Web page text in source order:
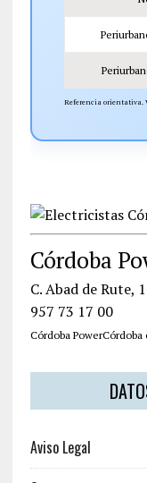
Referencia orientativa.
Córdoba
C. Abad de Rute,
957 73 17 00
Córdoba PowerCórdoba
Aviso Legal